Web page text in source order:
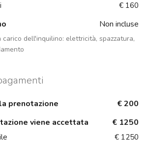
€ 160
Non incluse
carico dell'inquilino: elettricità, spazzatura,
prenotazione
€ 200
viene accettata
€ 1250
€ 1250